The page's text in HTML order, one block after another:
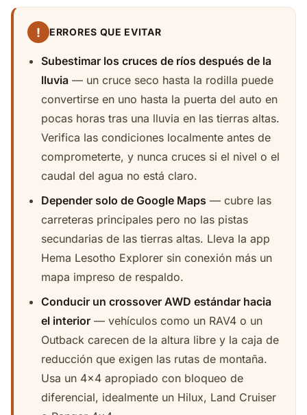
! ERRORES QUE EVITAR
Subestimar los cruces de ríos después de la
lluvia — un cruce seco hasta la rodilla puede
convertirse en uno hasta la puerta del auto en
pocas horas tras una lluvia en las tierras altas.
Verifica las condiciones localmente antes de
comprometerte, y nunca cruces si el nivel o el
caudal del agua no está claro.
Depender solo de Google Maps — cubre las
carreteras principales pero no las pistas
secundarias de las tierras altas. Lleva la app
Hema Lesotho Explorer sin conexión más un
mapa impreso de respaldo.
Conducir un crossover AWD estándar hacia
el interior — vehículos como un RAV4 o un
Outback carecen de la altura libre y la caja de
reducción que exigen las rutas de montaña.
Usa un 4x4 apropiado con bloqueo de
diferencial, idealmente un Hilux, Land Cruiser